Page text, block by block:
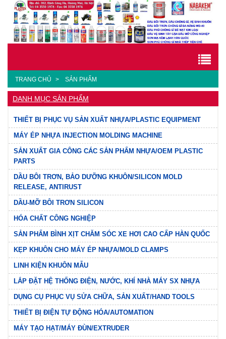
TRANG CHỦ SẢN PHẨM
DANH MỤC SẢN PHẨM
THIẾT BỊ PHỤC VỤ SẢN XUẤT NHỰA/PLASTIC EQUIPMENT
MÁY ÉP NHỰA INJECTION MOLDING MACHINE
SẢN XUẤT GIA CÔNG CÁC SẢN PHẨM NHỰA/OEM PLASTIC
PARTS
DẦU BÔI TRƠN, BẢO DƯỠNG KHUÔN/SILICON MOLD
RELEASE, ANTIRUST
DẦU-MỠ BÔI TRƠN SILICON
HÓA CHẤT CÔNG NGHIỆP
SẢN PHẨM BÌNH XỊT CHĂM SÓC XE HƠI CAO CẤP HÀN QUỐC
KẸP KHUÔN CHO MÁY ÉP NHỰA/MOLD CLAMPS
LINH KIỆN KHUÔN MẪU
LẮP ĐẶT HỆ THỐNG ĐIỆN, NƯỚC, KHÍ NHÀ MÁY SX NHỰA
DỤNG CỤ PHỤC VỤ SỬA CHỮA, SẢN XUẤT/HAND TOOLS
THIẾT BỊ ĐIỆN TỰ ĐỘNG HÓA/AUTOMATION
MÁY TẠO HẠT/MÁY ĐÙN/EXTRUDER